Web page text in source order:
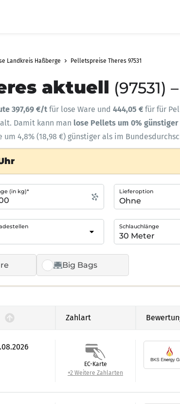
Landkreis Haßberge Pelletspreise Theres 97531
aktuell (97531)
397,69 €/t für lose Ware und 444,05 € für für
Damit kann man lose Pellets um 0% günstiger
um 4,8% (18,98 €) günstiger als im
Big Bags
(in kg)* Lieferoption
Schlauchlänge
Zahlart
EC-Karte
+2 Weitere Zahlarten